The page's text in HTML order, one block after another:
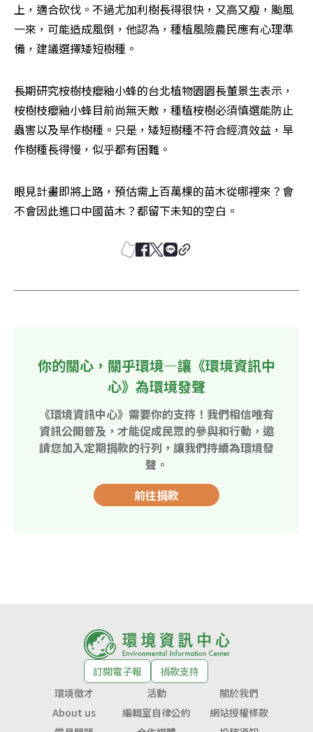
上，適合砍伐。不過尤加利樹長得很快，又高又瘦，颱風
一來，可能造成風倒，他認為，種植風險農民應有心理準
備，建議選擇矮短樹種。
長期研究桉樹枝癭釉小蜂的台北植物園園長董景生表示，
桉樹枝癭釉小蜂目前尚無天敵，種植桉樹必須慎選能防止
蟲害以及旱作樹種。只是，矮短樹種不符合經濟效益，旱
作樹種長得慢，似乎都有困難。
眼見計畫即將上路，預估需上百萬棵的苗木從哪裡來？會
不會因此進口中國苗木？都留下未知的空白。
你的關心，關乎環境—讓《環境資訊中
心》為環境發聲
《環境資訊中心》需要你的支持！我們相信唯有
資訊公開普及，才能促成民眾的參與和行動，邀
請您加入定期捐款的行列，讓我們持續為環境發
聲。
前往捐款
訂閱電子報
捐款支持
環境徵才
活動
關於我們
About us
編輯室自律公約
網站授權條款